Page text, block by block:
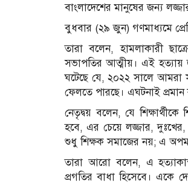
বাংলাদেশের মানুষের জন্য
বুধবার (২৯ জুন) গণমাধ্যমে
তারা বলেন, হামলাকারী
সভাপতির আত্মীয়। এই
ঘটেছে যে, ২০২২ সালে আমরা
ফেলতে পারছে। এঘটনাই
নেতৃদ্বয় বলেন, যে
হবে, এর চেয়ে লজ্জার,
শুধু শিক্ষক সমাজের নয়; এ
তারা আরো বলেন, এ
প্রগতির বাধা হিসেবে। একে